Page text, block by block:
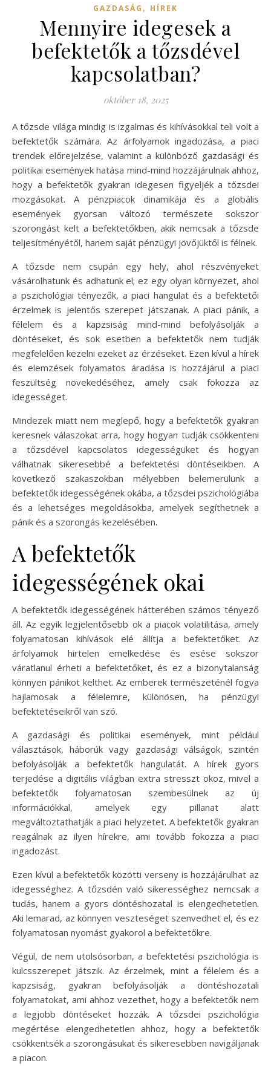
GAZDASÁG , HÍREK
Mennyire idegesek a
befektetők a tőzsdével
kapcsolatban?
október 18, 2025
A tőzsde világa mindig is izgalmas és kihívásokkal teli volt a
befektetők számára. Az árfolyamok ingadozása, a piaci
trendek előrejelzése, valamint a különböző gazdasági és
politikai események hatása mind-mind hozzájárulnak ahhoz,
hogy a befektetők gyakran idegesen figyeljék a tőzsdei
mozgásokat. A pénzpiacok dinamikája és a globális
események gyorsan változó természete sokszor
szorongást kelt a befektetőkben, akik nemcsak a tőzsde
teljesítményétől, hanem saját pénzügyi jövőjüktől is félnek.
A tőzsde nem csupán egy hely, ahol részvényeket
vásárolhatunk és adhatunk el; ez egy olyan környezet, ahol
a pszichológiai tényezők, a piaci hangulat és a befektetői
érzelmek is jelentős szerepet játszanak. A piaci pánik, a
félelem és a kapzsiság mind-mind befolyásolják a
döntéseket, és sok esetben a befektetők nem tudják
megfelelően kezelni ezeket az érzéseket. Ezen kívül a hírek
és elemzések folyamatos áradása is hozzájárul a piaci
feszültség növekedéséhez, amely csak fokozza az
idegességet.
Mindezek miatt nem meglepő, hogy a befektetők gyakran
keresnek válaszokat arra, hogy hogyan tudják csökkenteni
a tőzsdével kapcsolatos idegességüket és hogyan
válhatnak sikeresebbé a befektetési döntéseikben. A
következő szakaszokban mélyebben belemerülünk a
befektetők idegességének okába, a tőzsdei pszichológiába
és a lehetséges megoldásokba, amelyek segíthetnek a
pánik és a szorongás kezelésében.
A befektetők
idegességének okai
A befektetők idegességének hátterében számos tényező
áll. Az egyik legjelentősebb ok a piacok volatilitása, amely
folyamatosan kihívások elé állítja a befektetőket. Az
árfolyamok hirtelen emelkedése és esése sokszor
váratlanul érheti a befektetőket, és ez a bizonytalanság
könnyen pánikot kelthet. Az emberek természeténél fogva
hajlamosak a félelemre, különösen, ha pénzügyi
befektetéseikről van szó.
A gazdasági és politikai események, mint például
választások, háborúk vagy gazdasági válságok, szintén
befolyásolják a befektetők hangulatát. A hírek gyors
terjedése a digitális világban extra stresszt okoz, mivel a
befektetők folyamatosan szembesülnek az új
információkkal, amelyek egy pillanat alatt
megváltoztathatják a piaci helyzetet. A befektetők gyakran
reagálnak az ilyen hírekre, ami tovább fokozza a piaci
ingadozást.
Ezen kívül a befektetők közötti verseny is hozzájárulhat az
idegességhez. A tőzsdén való sikerességhez nemcsak a
tudás, hanem a gyors döntéshozatal is elengedhetetlen.
Aki lemarad, az könnyen veszteséget szenvedhet el, és ez
folyamatosan nyomást gyakorol a befektetőkre.
Végül, de nem utolsósorban, a befektetési pszichológia is
kulcsszerepet játszik. Az érzelmek, mint a félelem és a
kapzsiság, gyakran befolyásolják a döntéshozatali
folyamatokat, ami ahhoz vezethet, hogy a befektetők nem
a legjobb döntéseket hozzák. A tőzsdei pszichológia
megértése elengedhetetlen ahhoz, hogy a befektetők
csökkentsék a szorongásukat és sikeresebben navigáljanak
a piacon.